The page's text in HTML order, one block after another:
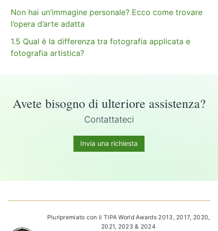
Non hai un’immagine personale? Ecco come trovare
l’opera d’arte adatta
1.5 Qual è la differenza tra fotografia applicata e
fotografia artistica?
Avete bisogno di ulteriore assistenza?
Contattateci
Invia una richiesta
Pluripremiato con il TIPA World Awards 2013, 2017, 2020,
2021, 2023 & 2024